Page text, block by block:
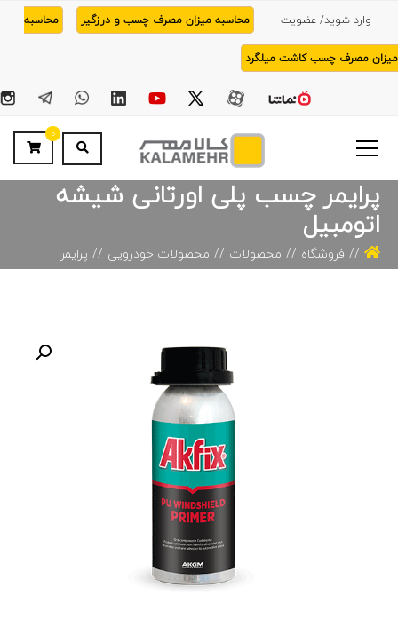
وارد شوید/ عضویت محاسبه میزان مصرف چسب و درزگیر محاسبه
میزان مصرف چسب کاشت میلگرد
0
پرایمر چسب پلی اورتانی شیشه
اتومبیل
فروشگاه محصولات محصولات خودرویی
پرایمر